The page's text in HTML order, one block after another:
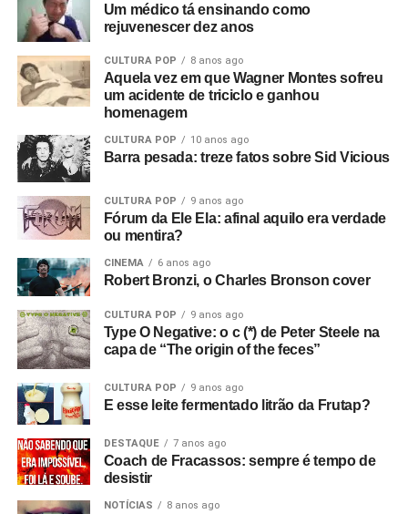
Um médico tá ensinando como
rejuvenescer dez anos
CULTURA POP 8 anos ago
Aquela vez em que Wagner Montes sofreu
um acidente de triciclo e ganhou
homenagem
CULTURA POP 10 anos ago
Barra pesada: treze fatos sobre Sid Vicious
CULTURA POP 9 anos ago
Fórum da Ele Ela: afinal aquilo era verdade
ou mentira?
CINEMA 6 anos ago
Robert Bronzi, o Charles Bronson cover
CULTURA POP 9 anos ago
Type O Negative: o c (*) de Peter Steele na
capa de “The origin of the feces”
CULTURA POP 9 anos ago
E esse leite fermentado litrão da Frutap?
DESTAQUE 7 anos ago
Coach de Fracassos: sempre é tempo de
desistir
NOTÍCIAS 8 anos ago